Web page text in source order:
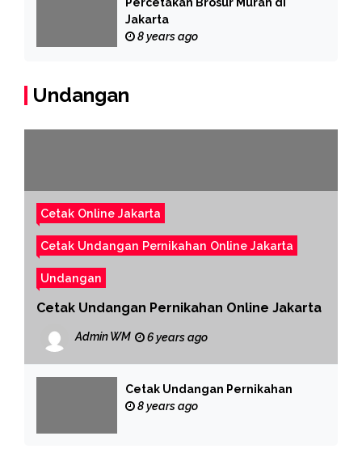
Percetakan Brosur Murah di
Jakarta
8 years ago
Undangan
Cetak Online Jakarta
Cetak Undangan Pernikahan Online Jakarta
Undangan
Cetak Undangan Pernikahan Online Jakarta
Admin WM 6 years ago
Cetak Undangan Pernikahan
8 years ago